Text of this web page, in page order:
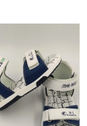
may
chosen
on
the
product